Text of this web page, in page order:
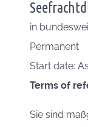
in
Permanent
Start date:
Terms of
Sie sind